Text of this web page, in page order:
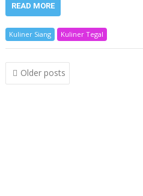
READ MORE
Kuliner Siang Kuliner Tegal
Posts
navigation
Older posts